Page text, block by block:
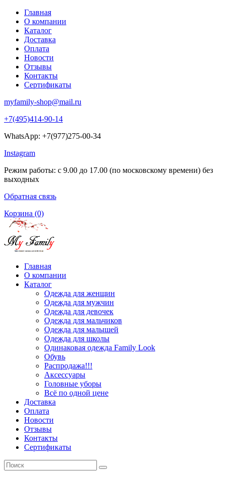
Главная
О компании
Каталог
Доставка
Оплата
Новости
Отзывы
Контакты
Сертификаты
myfamily-shop@mail.ru
+7(495)414-90-14
WhatsApp: +7(977)275-00-34
Instagram
Режим работы: с 9.00 до 17.00 (по московскому времени) без
выходных
Обратная связь
Корзина (0)
Главная
О компании
Каталог
Одежда для женщин
Одежда для мужчин
Одежда для девочек
Одежда для мальчиков
Одежда для малышей
Одежда для школы
Одинаковая одежда Family Look
Обувь
Распродажа!!!
Аксессуары
Головные уборы
Всё по одной цене
Доставка
Оплата
Новости
Отзывы
Контакты
Сертификаты